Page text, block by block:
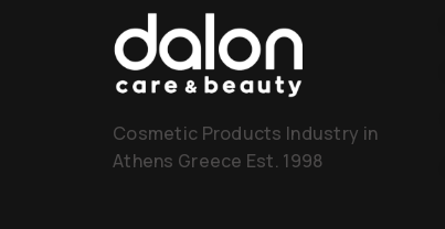
Cosmetic Products Industry in
Athens Greece Est. 1998